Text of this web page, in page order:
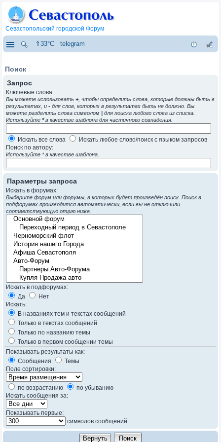
Севастопольский городской Форум
⇑33°C telegram
Поиск
Запрос
Ключевые слова:
Вы можете использовать +, чтобы определить слова, которые должны быть в
результатах, и - для слов, которых в результатах быть не должно. Вы
можете разделить слова символом | для поиска любого слова из списка.
Используйте *в качестве шаблона для частичного совпадения.
Искать все слова
Искать любое слово/поиск с языком запросов
Поиск по автору:
Используйте * в качестве шаблона.
Параметры запроса
Искать в форумах:
Выберите форум или форумы, в которых будет произведён поиск. Поиск в
подфорумах производится автоматически, если вы не отключили
соответствующую опцию ниже.
Искать в подфорумах:
Да
Нет
Искать:
В названиях тем и текстах сообщений
Только в текстах сообщений
Только по названию темы
Только в первом сообщении темы
Показывать результаты как:
Сообщения
Темы
Поле сортировки:
по возрастанию
по убыванию
Искать сообщения за:
Показывать первые:
символов сообщений